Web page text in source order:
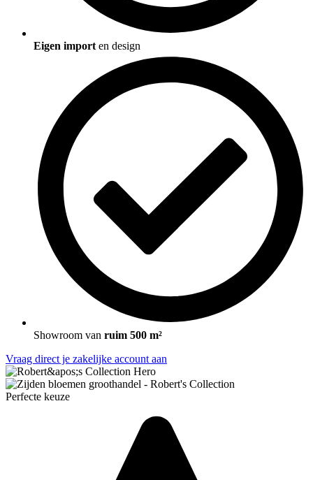
Eigen import en design
Showroom van ruim 500 m²
Vraag direct je zakelijke account aan
Perfecte keuze